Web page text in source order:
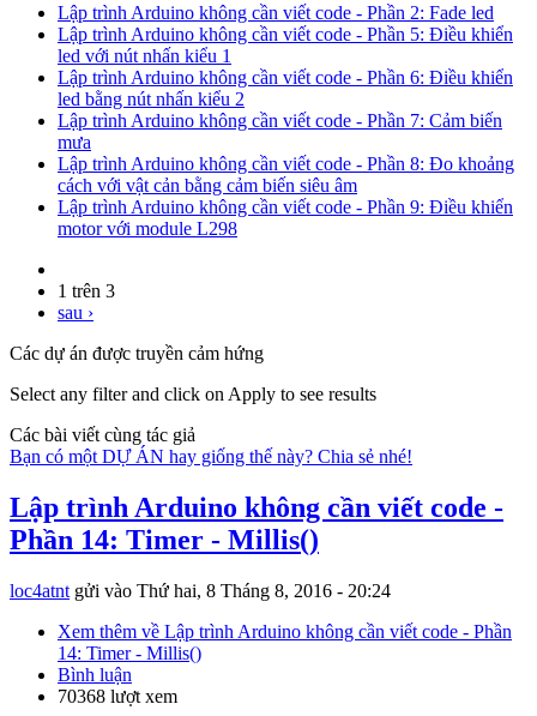
Lập trình Arduino không cần viết code - Phần 2: Fade led
Lập trình Arduino không cần viết code - Phần 5: Điều khiển
led với nút nhấn kiểu 1
Lập trình Arduino không cần viết code - Phần 6: Điều khiển
led bằng nút nhấn kiểu 2
Lập trình Arduino không cần viết code - Phần 7: Cảm biến
mưa
Lập trình Arduino không cần viết code - Phần 8: Đo khoảng
cách với vật cản bằng cảm biến siêu âm
Lập trình Arduino không cần viết code - Phần 9: Điều khiển
motor với module L298
1 trên 3
sau ›
Các dự án được truyền cảm hứng
Select any filter and click on Apply to see results
Các bài viết cùng tác giả
Bạn có một DỰ ÁN hay giống thế này? Chia sẻ nhé!
Lập trình Arduino không cần viết code -
Phần 14: Timer - Millis()
loc4atnt gửi vào Thứ hai, 8 Tháng 8, 2016 - 20:24
Xem thêm về Lập trình Arduino không cần viết code - Phần
14: Timer - Millis()
Bình luận
70368 lượt xem